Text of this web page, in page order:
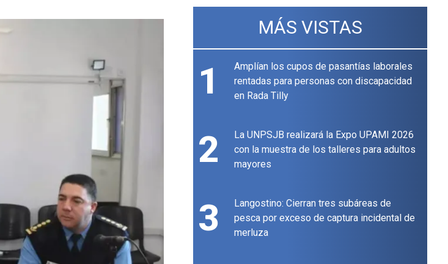
MÁS VISTAS
1
Amplían los cupos de pasantías laborales
rentadas para personas con discapacidad
en Rada Tilly
2
La UNPSJB realizará la Expo UPAMI 2026
con la muestra de los talleres para adultos
mayores
3
Langostino: Cierran tres subáreas de
pesca por exceso de captura incidental de
merluza